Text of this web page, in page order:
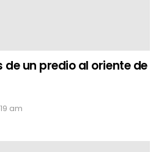
un predio al oriente de
am